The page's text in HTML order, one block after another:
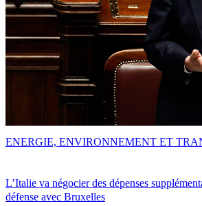
L’Italie va négocier des dépenses
défense avec Bruxelles
ENERGIE, ENVIRONNEMENT ET